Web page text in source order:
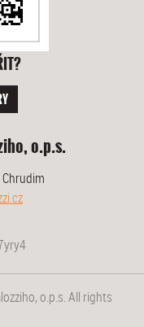
o.p.s.
o.p.s. All rights